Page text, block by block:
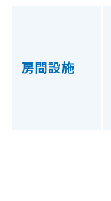
房間設施